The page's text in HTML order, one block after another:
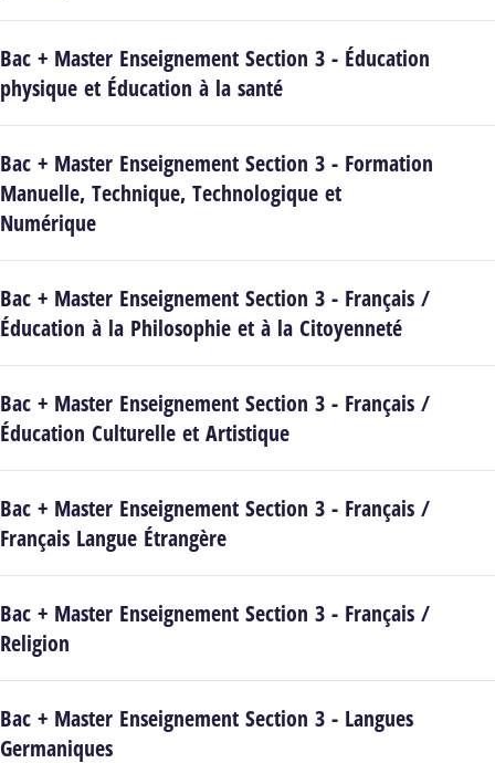
Bac + Master Enseignement Section 3 - Éducation
physique et Éducation à la santé
Bac + Master Enseignement Section 3 - Formation
Manuelle, Technique, Technologique et
Numérique
Bac + Master Enseignement Section 3 - Français /
Éducation à la Philosophie et à la Citoyenneté
Bac + Master Enseignement Section 3 - Français /
Éducation Culturelle et Artistique
Bac + Master Enseignement Section 3 - Français /
Français Langue Étrangère
Bac + Master Enseignement Section 3 - Français /
Religion
Bac + Master Enseignement Section 3 - Langues
Germaniques